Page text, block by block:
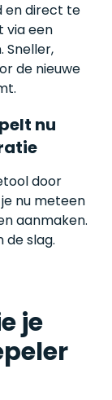
en direct te
via een
Sneller,
de nieuwe
nu
door
nu meteen
aanmaken.
de slag.
je